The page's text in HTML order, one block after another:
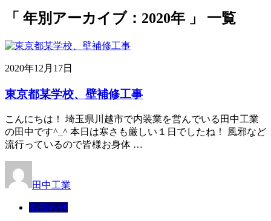
「 年別アーカイブ：2020年 」 一覧
2020年12月17日
東京都某学校、壁補修工事
こんにちは！ 埼玉県川越市で内装業を営んでいる田中工業
の田中です^_^ 本日は寒さも厳しい１日でしたね！ 風邪など
流行っているので皆様お身体 …
田中工業
お知らせ